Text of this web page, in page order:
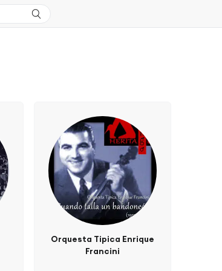
Orquesta Tipica Enrique
Francini